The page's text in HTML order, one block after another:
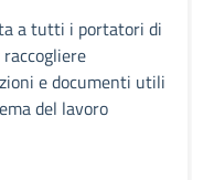
a tutti i portatori di
e documenti utili
del lavoro